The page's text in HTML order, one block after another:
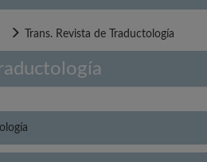
Trans. Revista de Traductología